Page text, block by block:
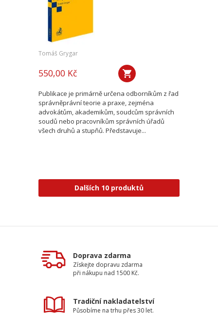
Tomáš Grygar
550,00 Kč
Publikace je primárně určena odborníkům z řad
správněprávní teorie a praxe, zejména
advokátům, akademikům, soudcům správních
soudů nebo pracovníkům správních úřadů
všech druhů a stupňů. Představuje...
Dalších 10 produktů
Doprava zdarma
Získejte dopravu zdarma
při nákupu nad 1500 Kč.
Tradiční nakladatelství
Působíme na trhu přes 30 let.